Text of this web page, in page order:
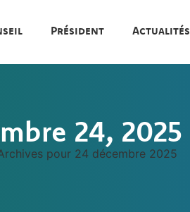
Président Actualités
24, 2025
pour 24 décembre 2025